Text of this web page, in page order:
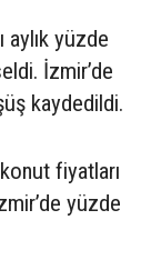
aylık yüzde
İzmir’de
kaydedildi.
fiyatları
yüzde